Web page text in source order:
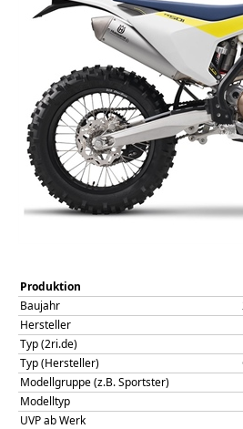
Produktion
Baujahr
Hersteller
Typ (2ri.de)
Typ (Hersteller)
Modellgruppe (z.B. Sportster)
Modelltyp
UVP ab Werk